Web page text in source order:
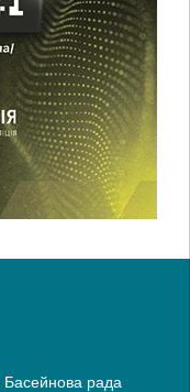
Басейнова рада